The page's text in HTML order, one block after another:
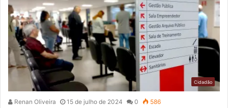
Cidadão
Renan Oliveira 15 de julho de 2024 0 586